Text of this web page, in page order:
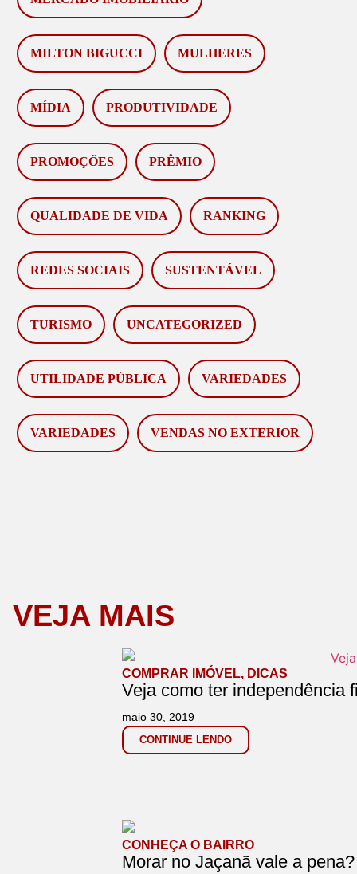
MILTON BIGUCCI MULHERES
MÍDIA PRODUTIVIDADE
PROMOÇÕES PRÊMIO
QUALIDADE DE VIDA RANKING
REDES SOCIAIS SUSTENTÁVEL
TURISMO UNCATEGORIZED
UTILIDADE PÚBLICA VARIEDADES
VARIEDADES VENDAS NO EXTERIOR
VEJA MAIS
COMPRAR IMÓVEL, DICAS
Veja como ter independência
CONTINUE LENDO
maio 30, 2019
CONHEÇA O BAIRRO
Morar no Jaçanã vale a